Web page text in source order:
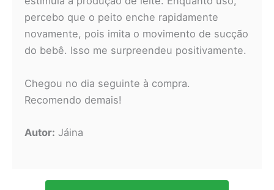
percebo que o peito enche rapidamente
novamente, pois imita o movimento de sucção
do bebê. Isso me surpreendeu positivamente.
Chegou no dia seguinte à compra.
Recomendo demais!
Autor: Jáina